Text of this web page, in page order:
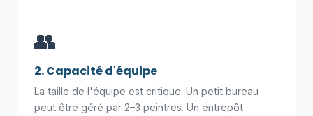
👥
2. Capacité d'équipe
La taille de l'équipe est critique. Un petit bureau
peut être géré par 2–3 peintres. Un entrepôt